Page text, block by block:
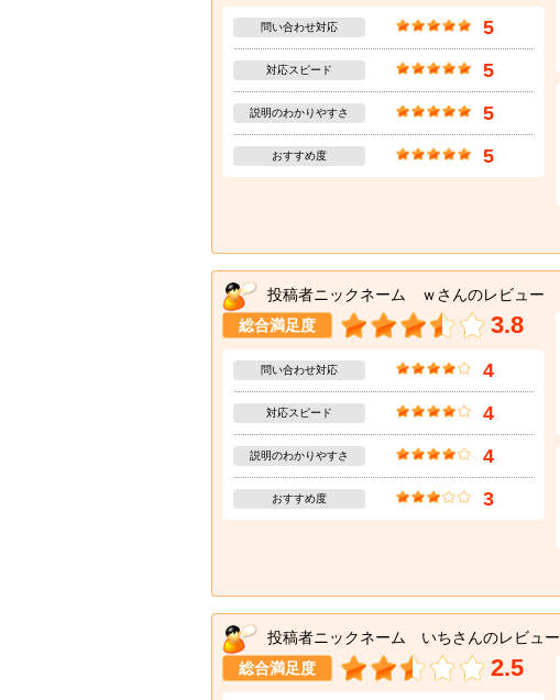
問い合わせ対応 5
対応スピード 5
説明のわかりやすさ 5
おすすめ度 5
投稿者ニックネーム ｗさんのレビュー
総合満足度 3.8
問い合わせ対応 4
対応スピード 4
説明のわかりやすさ 4
おすすめ度 3
投稿者ニックネーム いちさんのレビュー
総合満足度 2.5